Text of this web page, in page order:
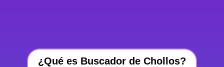
¿Qué es Buscador de Chollos?